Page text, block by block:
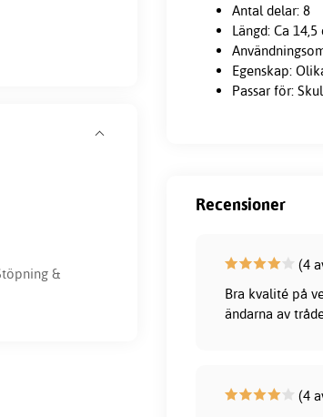
Antal delar: 8
Längd: Ca 14,5
Egenskap:
Passar för:
&
Recensioner
(4
Bra kvalité på
ändarna av
(4